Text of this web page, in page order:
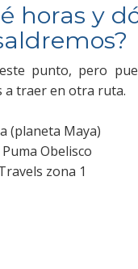
horas y
punto, pero
a traer en otra ruta.
(planeta Maya)
Obelisco
zona 1